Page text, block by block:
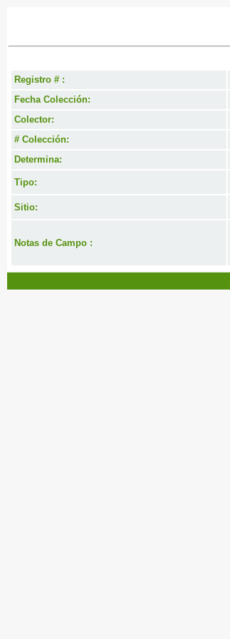
Registro # :
Fecha Colección:
Colector:
# Colección:
Determina:
Tipo:
Sitio:
Notas de Campo :